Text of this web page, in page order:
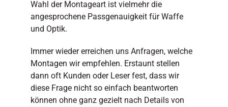
Wahl der Montageart ist vielmehr die
angesprochene Passgenauigkeit für Waffe
und Optik.
Immer wieder erreichen uns Anfragen, welche
Montagen wir empfehlen. Erstaunt stellen
dann oft Kunden oder Leser fest, dass wir
diese Frage nicht so einfach beantworten
können ohne ganz gezielt nach Details von